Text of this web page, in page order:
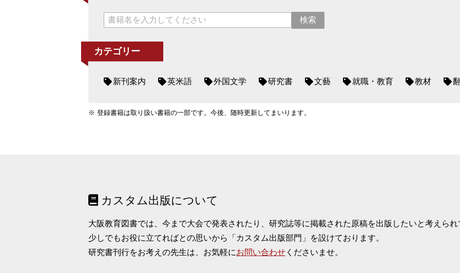
カテゴリー
新刊案内 英米語 外国文学 研究書 文藝 就職・教育 教材
※ 登録書籍は取り扱い書籍の一部です。今後、随時更新してまいります。
カスタム出版について
大阪教育図書では、今まで大会で発表されたり、研究誌等に掲載された原稿を出版したいと考えられ
少しでもお役に立てればとの思いから「カスタム出版部門」を設けております。
研究書刊行をお考えの先生は、お気軽にお問い合わせ くださいませ。